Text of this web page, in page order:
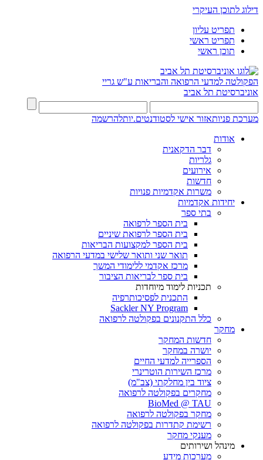
דילוג לתוכן העיקרי
תפריט עליון
תפריט ראשי
תוכן ראשי
הפקולטה למדעי הרפואה והבריאות ע"ש גריי
אוניברסיטת תל אביב
מערכת פניותאזור אישי לסטודנטים.יותלהרשמה
אודות
דבר הדקאנית
גלריות
אירועים
חדשות
משרות אקדמיות פנויות
יחידות אקדמיות
בתי ספר
בית הספר לרפואה
בית הספר לרפואת שיניים
בית הספר למקצועות הבריאות
תואר שני ותואר שלישי במדעי הרפואה
מרכז אקדמי ללימודי המשך
בית ספר לבריאות הציבור
תכניות לימוד מיוחדות
התכנית לפסיכותרפיה
Sackler NY Program
כלל התקנונים בפקולטה לרפואה
מחקר
חדשות המחקר
יושרה במחקר
הספרייה למדעי החיים
מרכז השירות הוטרינרי
ציוד בין מחלקתי (צב"מ)
מחקרים בפקולטה לרפואה
BioMed @ TAU
מחקר בפקולטה לרפואה
רשימת קתדרות בפקולטה לרפואה
מענקי מחקר
מינהל ושירותים
מערכות מידע